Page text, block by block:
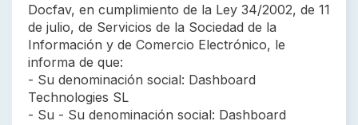
Docfav, en cumplimiento de la Ley 34/2002, de 11
de julio, de Servicios de la Sociedad de la
Información y de Comercio Electrónico, le
informa de que:
- Su denominación social: Dashboard
Technologies SL
- Su - Su denominación social: Dashboard